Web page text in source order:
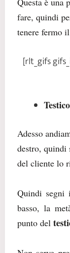
fare, quindi
tenere fermo
[rlt_gifs
Adesso
destro, quindi
del cliente lo
Quindi segni
basso, la
punto del